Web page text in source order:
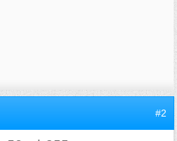
#2